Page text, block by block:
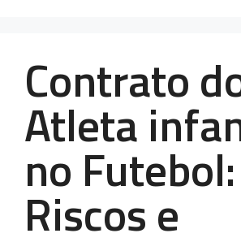
Contrato
Atleta
no Futebol:
Riscos e